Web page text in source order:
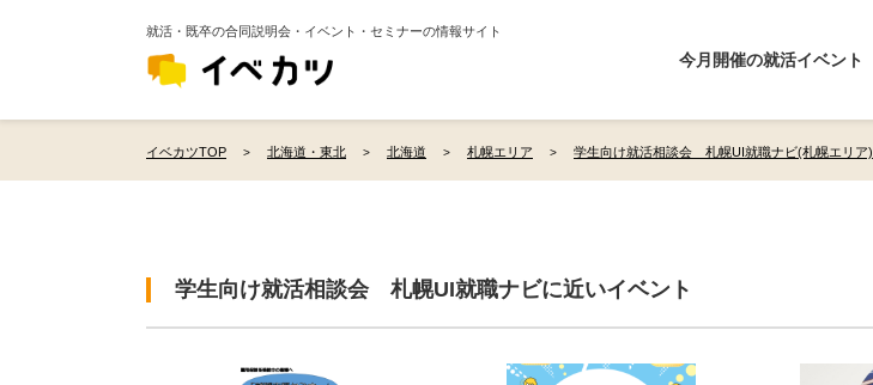
就活・既卒の合同説明会・イベント・セミナーの情報サイト
今月開催の就活イベント
イベカツTOP 北海道・東北 北海道 札幌エリア 学生向け就活相談会 札幌UI就職ナビ(札幌エリア)
学生向け就活相談会 札幌UI就職ナビに近いイベント